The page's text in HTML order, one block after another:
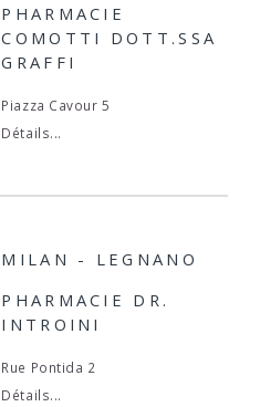
PHARMACIE
COMOTTI DOTT.SSA
GRAFFI
Piazza Cavour 5
Détails...
MILAN - LEGNANO
PHARMACIE DR.
INTROINI
Rue Pontida 2
Détails...